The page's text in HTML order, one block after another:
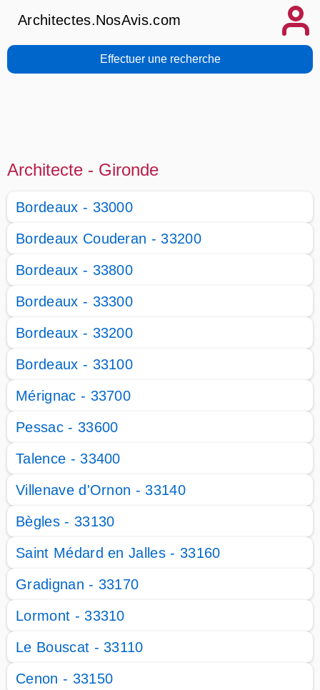
Architectes.NosAvis.com
Effectuer une recherche
Architecte - Gironde
Bordeaux - 33000
Bordeaux Couderan - 33200
Bordeaux - 33800
Bordeaux - 33300
Bordeaux - 33200
Bordeaux - 33100
Mérignac - 33700
Pessac - 33600
Talence - 33400
Villenave d'Ornon - 33140
Bègles - 33130
Saint Médard en Jalles - 33160
Gradignan - 33170
Lormont - 33310
Le Bouscat - 33110
Cenon - 33150